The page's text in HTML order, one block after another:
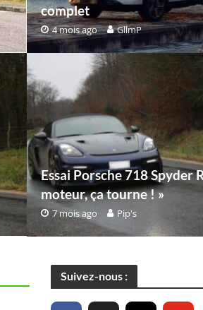
complet
4 mois ago GllmP
Essai Porsche 718 Spyder
moteur, ça tourne ! »
7 mois ago Pip's
Suivez-nous :